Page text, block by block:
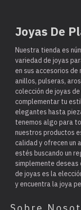
Joyas De
Nuestra tienda es
variedad de joyas
en sus accesorios de
anillos, pulseras,
colección de joyas
complementar tu
elegantes hasta
tenemos algo para
nuestros productos
calidad y ofrecen un
estés buscando un
simplemente
de joyas es la
y encuentra la joya